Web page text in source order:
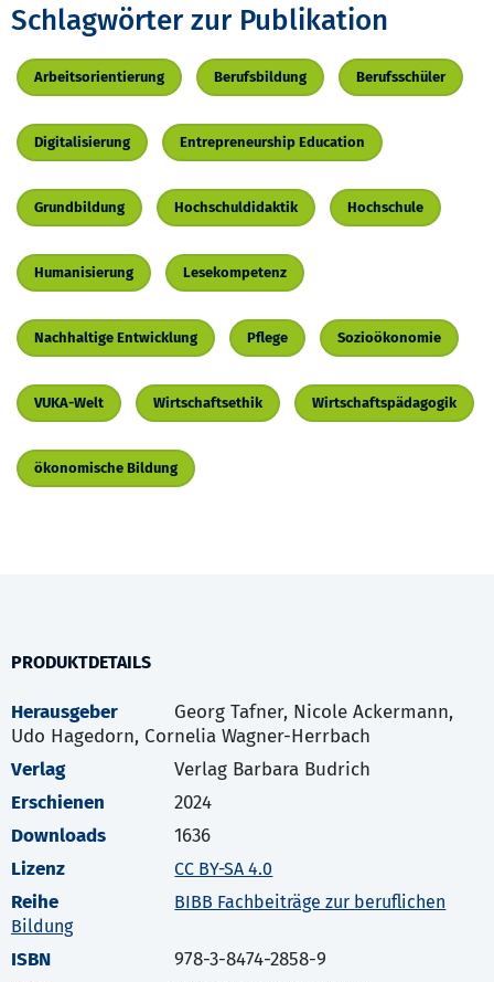
Schlagwörter zur Publikation
Arbeitsorientierung Berufsbildung Berufsschüler
Digitalisierung Entrepreneurship Education
Grundbildung Hochschuldidaktik Hochschule
Humanisierung Lesekompetenz
Nachhaltige Entwicklung Pflege Sozioökonomie
VUKA-Welt Wirtschaftsethik Wirtschaftspädagogik
ökonomische Bildung
PRODUKTDETAILS
Herausgeber
Georg Tafner, Nicole Ackermann,
Udo Hagedorn, Cornelia Wagner-Herrbach
Verlag
Verlag Barbara Budrich
Erschienen
2024
Downloads
1636
Lizenz
CC BY-SA 4.0
Reihe
BIBB Fachbeiträge zur beruflichen
Bildung
ISBN
978-3-8474-2858-9